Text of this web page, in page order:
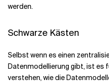
werden.
Schwarze Kästen
Selbst wenn es einen
Datenmodellierung gibt, ist es
verstehen, wie die